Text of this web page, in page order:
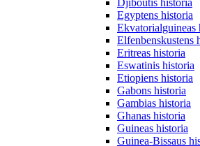
Djiboutis historia
Egyptens historia
Ekvatorialguineas
Elfenbenskustens
Eritreas historia
Eswatinis historia
Etiopiens historia
Gabons historia
Gambias historia
Ghanas historia
Guineas historia
Guinea-Bissaus